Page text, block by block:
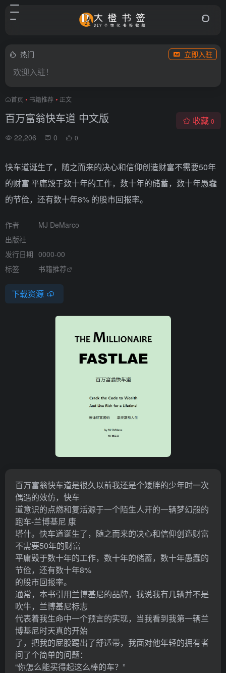
热门 立即入驻
欢迎入驻！
首页 • 书籍推荐 • 正文
百万富翁快车道 中文版
22,206 0 0
收藏 0
快车道诞生了，随之而来的决心和信仰创造财富不需要50年
的财富 平庸毁于数十年的工作，数十年的储蓄，数十年愚蠢
的节俭，还有数十年8% 的股市回报率。
作者
MJ DeMarco
出版社
发行日期 0000-00
标签
书籍推荐
下载资源
百万富翁快车道是很久以前我还是个矮胖的少年时一次
偶遇的效仿，快车
道意识的点燃和复活源于一个陌生人开的一辆梦幻般的
跑车-兰博基尼 康
塔什。快车道诞生了，随之而来的决心和信仰创造财富
不需要50年的财富
平庸毁于数十年的工作，数十年的储蓄，数十年愚蠢的
节俭，还有数十年8%
的股市回报率。
通常，本书引用兰博基尼的品牌，我说我有几辆并不是
吹牛，兰博基尼标志
代表着我生命中一个预言的实现，当我看到我第一辆兰
博基尼时天真的开始
了，把我的屁股踢出了舒适带，我面对他年轻的拥有者
问了个简单的问题：
“你怎么能买得起这么棒的车？”